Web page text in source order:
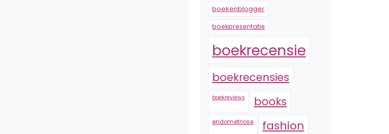
boekenblogger
boekpresentatie
boekrecensie
boekrecensies
boekreviews books
endometriose fashion